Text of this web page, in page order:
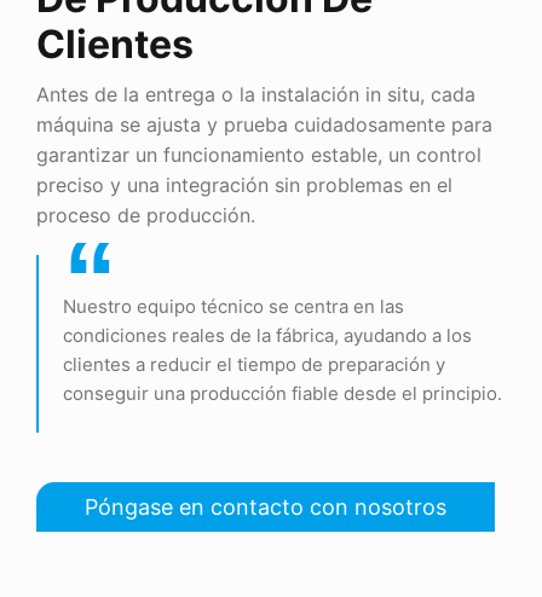
Clientes
Antes de la entrega o la instalación in situ, cada
máquina se ajusta y prueba cuidadosamente para
garantizar un funcionamiento estable, un control
preciso y una integración sin problemas en el
proceso de producción.
“
Nuestro equipo técnico se centra en las
condiciones reales de la fábrica, ayudando a los
clientes a reducir el tiempo de preparación y
conseguir una producción fiable desde el principio.
Póngase en contacto con nosotros